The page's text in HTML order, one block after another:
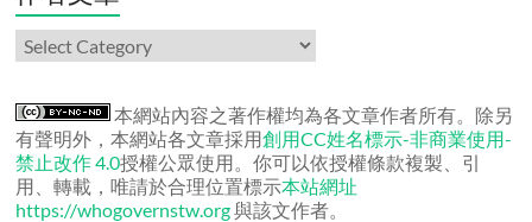
作
者
章
本網站內容之著作權均為各文章作者所有。除另
有聲明外，本網站各文章採用創用CC姓名標示-非商業使用-
禁止改作 4.0授權公眾使用。你可以依授權條款複製、引
用、轉載，唯請於合理位置標示本站網址
https://whogovernstw.org與該文作者。